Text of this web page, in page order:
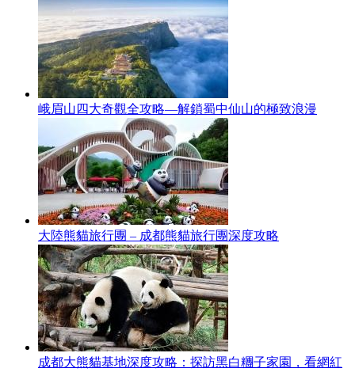
峨眉山四大奇觀全攻略—解鎖蜀中仙山的極致浪漫
大陸熊貓旅行團 – 成都熊貓旅行團深度攻略
成都大熊貓基地深度攻略：探訪黑白糰子家園，看網紅